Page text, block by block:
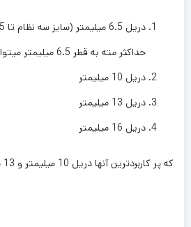
حداکثر مته به قطر 6.5 میلیمتر میتوان استفاده نمود.)
دریل 10 میلیمتر
دریل 13 میلیمتر
دریل 16 میلیمتر
که پر کاربردترین آنها دریل 10 میلیمتر و 13 میلیمتر می باشد.